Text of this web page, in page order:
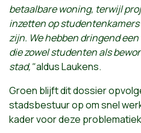
betaalbare woning, terwijl
inzetten op
zijn. We hebben dringend
die zowel studenten als
stad,"aldus Laukens.
Groen blijft dit dossier
stadsbestuur op om snel
kader voor deze